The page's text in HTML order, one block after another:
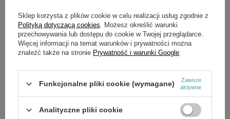
Zagęszczarka jednokierunkowa do
gruntu - SWEPAC F62 - 11kN
5 535,00 zł
Zagęszczarka stopowa SWEPAC
T65 - stopa 280mm
9 717,00 zł
Sklep korzysta z plików cookie w celu realizacji usług zgodnie z
Polityką dotyczącą cookies . Możesz określić warunki
przechowywania lub dostępu do cookie w Twojej przeglądarce.
Więcej informacji na temat warunków i prywatności można
znaleźć także na stronie Prywatność i warunki Google
Funkcjonalne pliki cookie (wymagane)
Zawsze
aktywne
Analityczne pliki cookie